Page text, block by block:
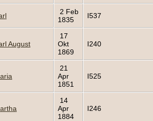
2 Feb
1835
I537
August
17
Okt
1869
I240
21
Apr
1851
I525
14
Apr
1884
I246